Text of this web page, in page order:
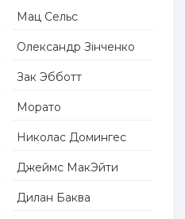
Мац Сельс
Олександр Зінченко
Зак Эбботт
Морато
Николас Домингес
Джеймс МакЭйти
Дилан Баква